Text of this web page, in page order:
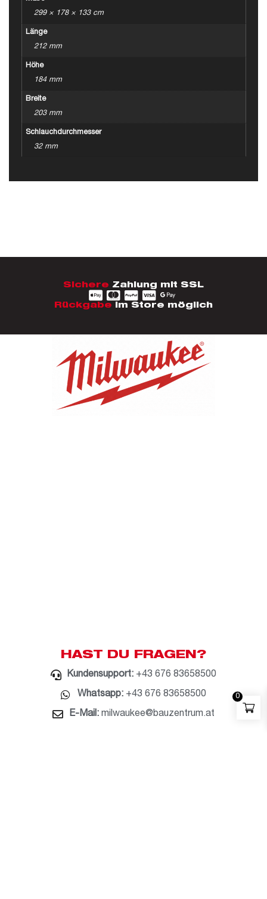
299 × 178 × 133 cm
Länge
212 mm
Höhe
184 mm
Breite
203 mm
Schlauchdurchmesser
32 mm
Sichere Zahlung mit SSL
Rückgabe im Store möglich
HAST DU FRAGEN?
Kundensupport: +43 676 83658500
Whatsapp:+43 676 83658500
E-Mail:milwaukee@bauzentrum.at
0